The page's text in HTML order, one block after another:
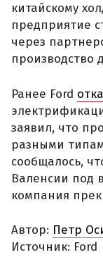
китайскому
предприятие
через
производство
Ранее Ford
заявил, что
разными
сообщалось,
Валенсии под
компания
Автор: Петр
Источник: Ford